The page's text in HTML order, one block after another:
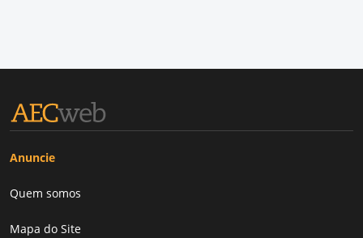
Anuncie
Quem somos
Mapa do Site